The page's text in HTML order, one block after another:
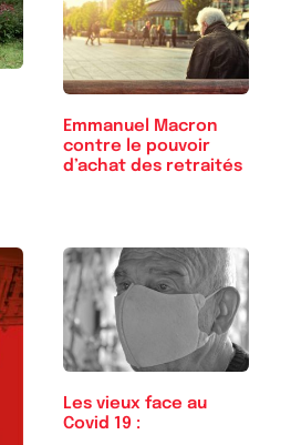
Emmanuel Macron
contre le pouvoir
d’achat des retraités
Les vieux face au
Covid 19 :